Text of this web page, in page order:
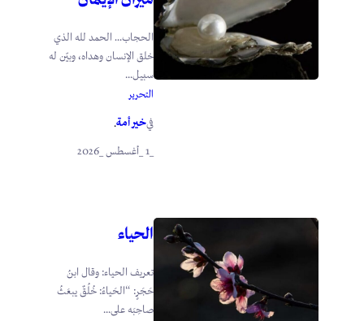
الحجاب… الحمد لله الذي
خلق الإنسان وهداه، وبيّن له
سبيل...
التحرير
فيخير أمة.
_1 _أغسطس _2026
الحياء
تعريف الحياء: وقال ابنُ
حَجَرٍ: “الحَياءُ: خُلُقٌ يبعَثُ
صاحِبَه على...